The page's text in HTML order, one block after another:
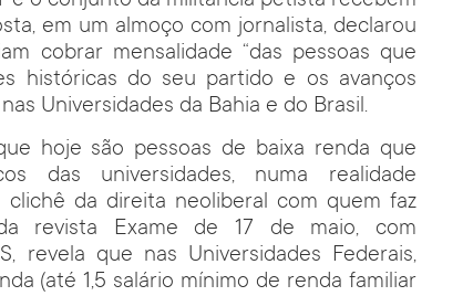
em um almoço com jornalista, declarou
cobrar mensalidade “das pessoas que
históricas do seu partido e os avanços
Universidades da Bahia e do Brasil.
hoje são pessoas de baixa renda que
das universidades, numa realidade
da direita neoliberal com quem faz
revista Exame de 17 de maio, com
revela que nas Universidades Federais,
(até 1,5 salário mínimo de renda familiar